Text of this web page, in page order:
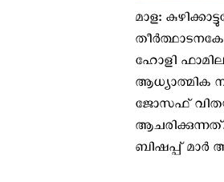
മാള:
ഹോളി
ആധ്യാത്മിക
ജോസഫ്
ബിഷപ്പ് മാർ